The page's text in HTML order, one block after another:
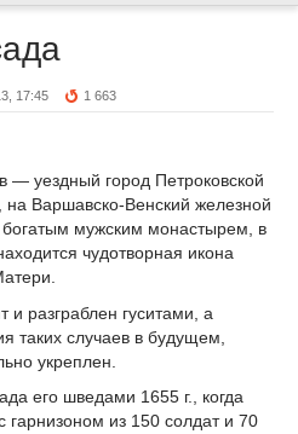
17:45 1 663
— уездный город Петроковской
на Варшавско-Венский железной
богатым мужским монастырем, в
чудотворная икона
и разграблен гуситами, a
таких случаев в будущем,
укреплен.
его шведами 1655 г., когда
гарнизоном из 150 солдат и 70